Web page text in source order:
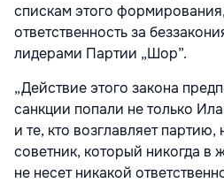
спискам этого
ответственность за
лидерами Партии „Шор”.
„Действие этого закона
санкции попали не только
и те, кто возглавляет партию,
советник, который никогда
не несет никакой